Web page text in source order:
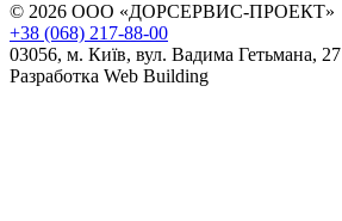
© 2026 ООО «ДОРСЕРВИС-ПРОЕКТ»
+38 (068) 217-88-00
03056, м. Київ, вул. Вадима Гетьмана, 27
Разработка Web Building